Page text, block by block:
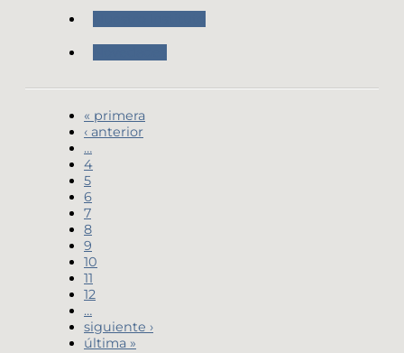
« primera
‹ anterior
…
4
5
6
7
8
9
10
11
12
…
siguiente ›
última »